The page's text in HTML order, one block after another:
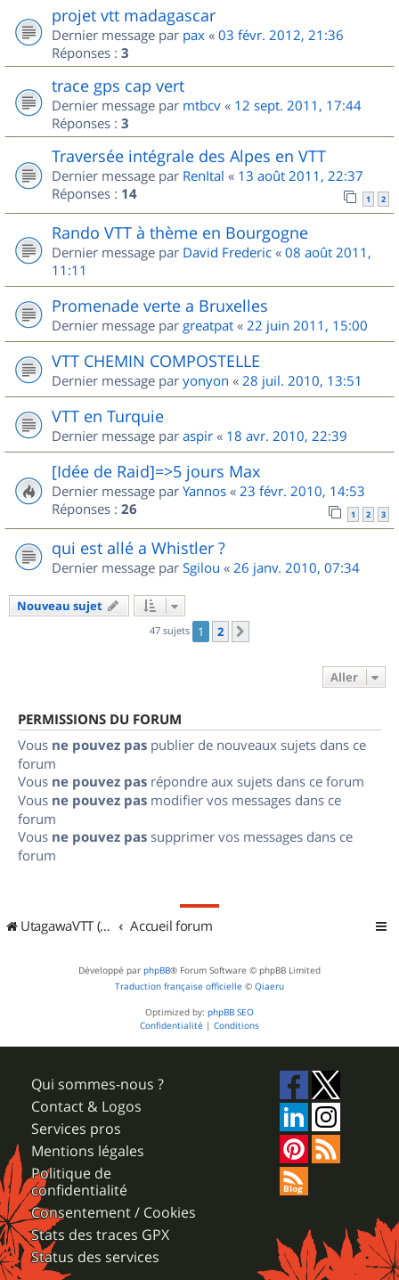
projet vtt madagascar
Dernier message par pax « 03 févr. 2012, 21:36
Réponses : 3
trace gps cap vert
Dernier message par mtbcv « 12 sept. 2011, 17:44
Réponses : 3
Traversée intégrale des Alpes en VTT
Dernier message par RenItal « 13 août 2011, 22:37
Réponses : 14 1 2
Rando VTT à thème en Bourgogne
Dernier message par David Frederic « 08 août 2011,
11:11
Promenade verte a Bruxelles
Dernier message par greatpat « 22 juin 2011, 15:00
VTT CHEMIN COMPOSTELLE
Dernier message par yonyon « 28 juil. 2010, 13:51
VTT en Turquie
Dernier message par aspir « 18 avr. 2010, 22:39
[Idée de Raid]=>5 jours Max
Dernier message par Yannos « 23 févr. 2010, 14:53
Réponses : 26 1 2 3
qui est allé a Whistler ?
Dernier message par Sgilou « 26 janv. 2010, 07:34
Nouveau sujet
47 sujets 1 2
Aller
PERMISSIONS DU FORUM
Vous ne pouvez pas publier de nouveaux sujets dans ce
forum
Vous ne pouvez pas répondre aux sujets dans ce forum
Vous ne pouvez pas modifier vos messages dans ce
forum
Vous ne pouvez pas supprimer vos messages dans ce
forum
UtagawaVTT (Randos VTT et VTTAE avec traces GPS) Accueil forum
Développé par phpBB® Forum Software © phpBB Limited
Traduction française officielle © Qiaeru
Optimized by: phpBB SEO
Confidentialité | Conditions
Qui sommes-nous ?
Contact & Logos
Services pros
Mentions légales
Politique de
confidentialité
Consentement / Cookies
Stats des traces GPX
Status des services